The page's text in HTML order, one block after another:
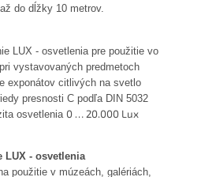
do dĺžky 10 metrov.
LUX - osvetlenia pre použitie vo
vystavovaných predmetoch
exponátov citlivých na svetlo
presnosti C podľa DIN 5032
osvetlenia 0 … 20.000 Lux
LUX - osvetlenia
použitie v múzeách, galériách,